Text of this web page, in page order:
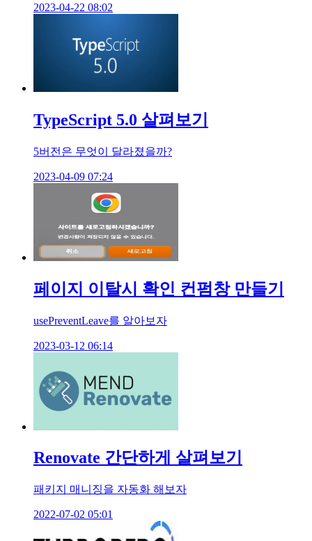
2023-04-22 08:02
TypeScript 5.0 살펴보기
5버전은 무엇이 달라졌을까?
2023-04-09 07:24
페이지 이탈시 확인 컨펌창 만들기
usePreventLeave를 알아보자
2023-03-12 06:14
Renovate 간단하게 살펴보기
패키지 매니징을 자동화 해보자
2022-07-02 05:01